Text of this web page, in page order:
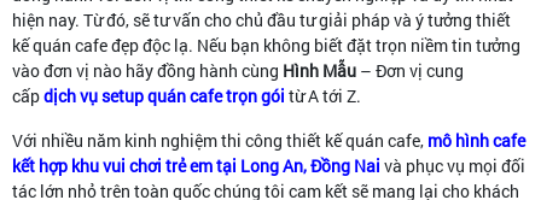
hiện nay. Từ đó, sẽ tư vấn cho chủ đầu tư giải pháp và ý tưởng thiết
kế quán cafe đẹp độc lạ. Nếu bạn không biết đặt trọn niềm tin tưởng
vào đơn vị nào hãy đồng hành cùng Hình Mẫu – Đơn vị cung
cấpdịch vụ setup quán cafe trọn gói từ A tới Z.
Với nhiều năm kinh nghiệm thi công thiết kế quán cafe, mô hình cafe
kết hợp khu vui chơi trẻ em tại Long An, Đồng Nai và phục vụ mọi đối
tác lớn nhỏ trên toàn quốc chúng tôi cam kết sẽ mang lại cho khách